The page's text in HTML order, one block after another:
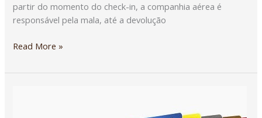
partir do momento do check-in, a companhia aérea é
responsável pela mala, até a devolução
Read More »